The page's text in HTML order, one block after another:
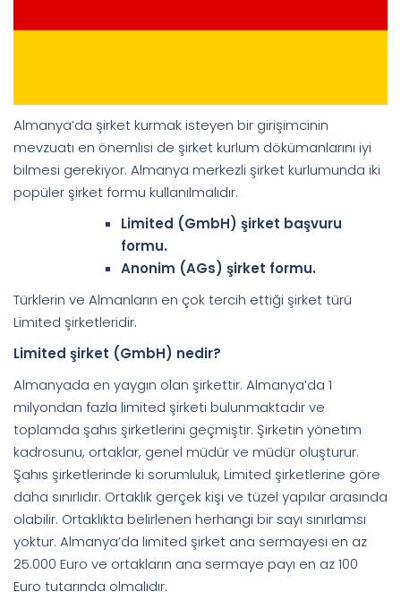
Almanya’da şirket kurmak isteyen bir girişimcinin
mevzuatı en önemlisi de şirket kurlum dökümanlarını iyi
bilmesi gerekiyor. Almanya merkezli şirket kurlumunda iki
popüler şirket formu kullanılmalıdır.
Limited (GmbH) şirket başvuru
formu.
Anonim (AGs) şirket formu.
Türklerin ve Almanların en çok tercih ettiği şirket türü
Limited şirketleridir.
Limited şirket (GmbH) nedir?
Almanyada en yaygın olan şirkettir. Almanya’da 1
milyondan fazla limited şirketi bulunmaktadır ve
toplamda şahıs şirketlerini geçmiştir. Şirketin yönetim
kadrosunu, ortaklar, genel müdür ve müdür oluşturur.
Şahıs şirketlerinde ki sorumluluk, Limited şirketlerine göre
daha sınırlıdır. Ortaklık gerçek kişi ve tüzel yapılar arasında
olabilir. Ortaklıkta belirlenen herhangi bir sayı sınırlamsı
yoktur. Almanya’da limited şirket ana sermayesi en az
25.000 Euro ve ortakların ana sermaye payı en az 100
Euro tutarında olmalıdır.